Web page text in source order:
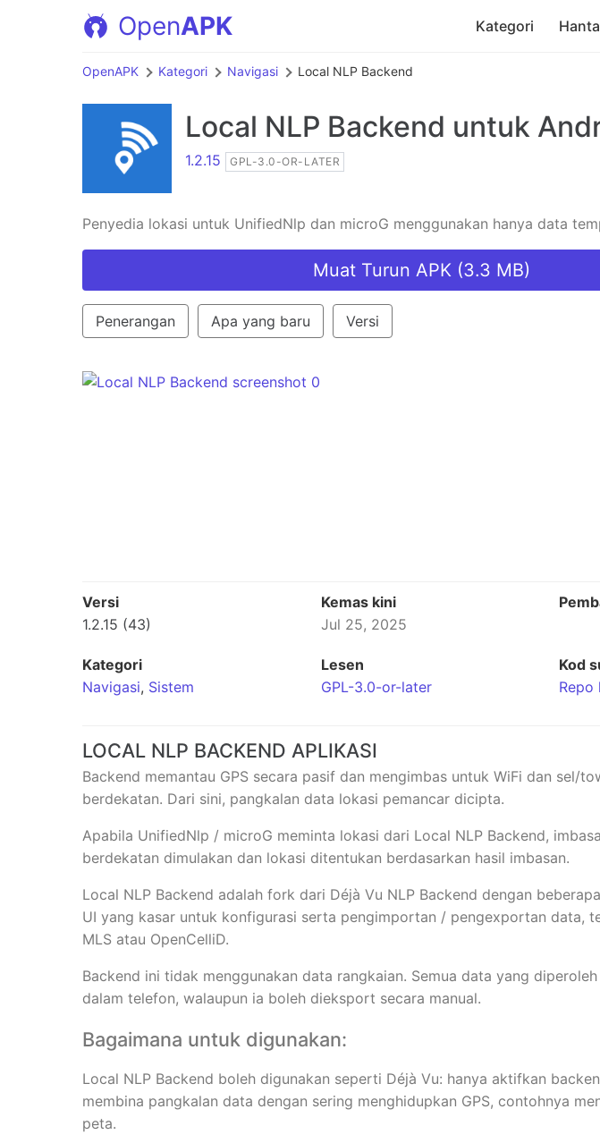
OpenAPK Kategori
OpenAPK Kategori Navigasi Local NLP Backend
Local NLP Backend untuk
1.2.15 GPL-3.0-OR-LATER
Penyedia lokasi untuk UnifiedNlp dan microG menggunakan hanya data
Muat Turun APK (3.3 MB)
Penerangan Apa yang baru Versi
Versi
1.2.15 (43)
Kemas kini
Jul 25, 2025
Kategori
Navigasi, Sistem
Lesen
GPL-3.0-or-later
Kod
Repo
LOCAL NLP BACKEND APLIKASI
Backend memantau GPS secara pasif dan mengimbas untuk WiFi dan sel/
berdekatan. Dari sini, pangkalan data lokasi pemancar dicipta.
Apabila UnifiedNlp / microG meminta lokasi dari Local NLP Backend,
berdekatan dimulakan dan lokasi ditentukan berdasarkan hasil imbasan.
Local NLP Backend adalah fork dari Déjà Vu NLP Backend dengan
UI yang kasar untuk konfigurasi serta pengimportan / pengexportan data,
MLS atau OpenCelliD.
Backend ini tidak menggunakan data rangkaian. Semua data yang
dalam telefon, walaupun ia boleh dieksport secara manual.
Bagaimana untuk digunakan:
Local NLP Backend boleh digunakan seperti Déjà Vu: hanya aktifkan
membina pangkalan data dengan sering menghidupkan GPS, contohnya
peta.